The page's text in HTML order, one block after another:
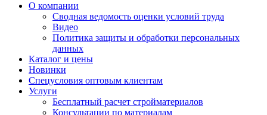
О компании
Сводная ведомость оценки условий труда
Видео
Политика защиты и обработки персональных
данных
Каталог и цены
Новинки
Спецусловия оптовым клиентам
Услуги
Бесплатный расчет стройматериалов
Консультации по материалам